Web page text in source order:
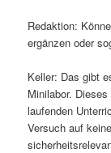
Redaktion:
ergänzen oder
Keller: Das gibt
Minilabor.
laufenden
Versuch auf